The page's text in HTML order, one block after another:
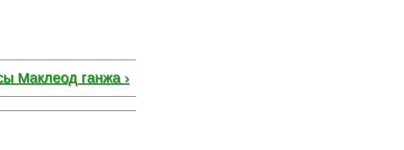
Маклеод ганжа ›